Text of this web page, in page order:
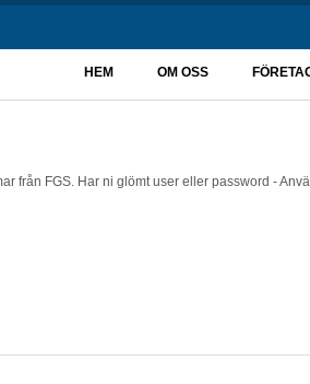
HEM OM OSS
från FGS. Har ni glömt user eller password -